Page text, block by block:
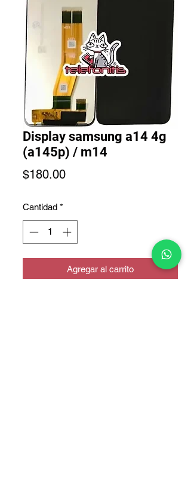
Display samsung a14 4g
(a145p) / m14
$180.00Precio
Cantidad *
Agregar al carrito